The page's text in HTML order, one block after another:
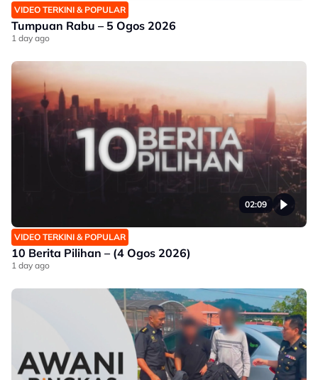
VIDEO TERKINI & POPULAR
Tumpuan Rabu – 5 Ogos 2026
1 day ago
02:09
VIDEO TERKINI & POPULAR
10 Berita Pilihan – (4 Ogos 2026)
1 day ago